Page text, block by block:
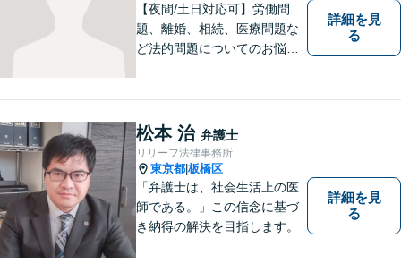
【夜間/土日対応可】労働問
題、離婚、相続、医療問題な
ど法的問題についてのお悩み
やかに案件に取り組みます。
詳細を見
る
松本 治 弁護士
リリーフ法律事務所
東京都 板橋区
「弁護士は、社会生活上の医
師である。」この信念に基づ
き納得の解決を目指します。
詳細を見
る